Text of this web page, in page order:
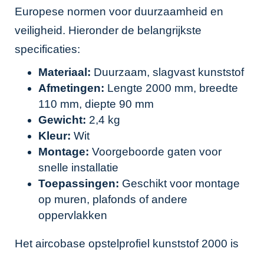
Europese normen voor duurzaamheid en
veiligheid. Hieronder de belangrijkste
specificaties:
Materiaal: Duurzaam, slagvast kunststof
Afmetingen: Lengte 2000 mm, breedte
110 mm, diepte 90 mm
Gewicht: 2,4 kg
Kleur: Wit
Montage: Voorgeboorde gaten voor
snelle installatie
Toepassingen: Geschikt voor montage
op muren, plafonds of andere
oppervlakken
Het aircobase opstelprofiel kunststof 2000 is